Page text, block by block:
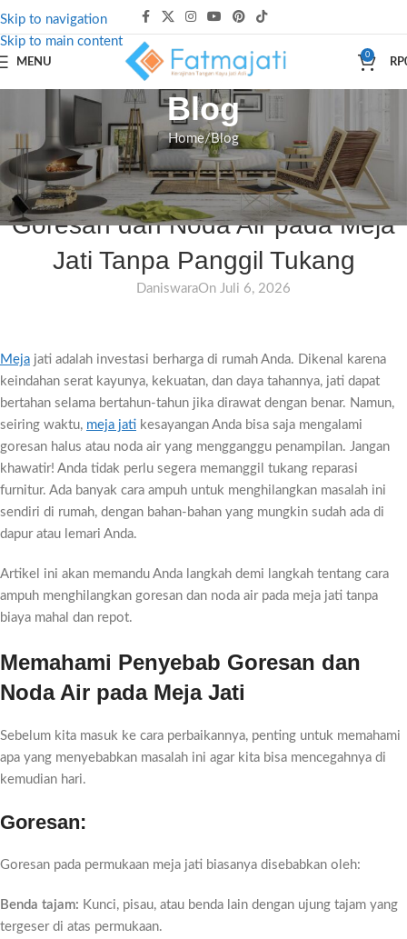
Skip to navigation
Skip to main content
MENU
0
RP
Blog
Home Blog
BLOG
Cara Ampuh Menghilangkan
Goresan dan Noda Air pada Meja
Jati Tanpa Panggil Tukang
DaniswaraOn Juli 6, 2026
Meja jati adalah investasi berharga di rumah Anda. Dikenal karena
keindahan serat kayunya, kekuatan, dan daya tahannya, jati dapat
bertahan selama bertahun-tahun jika dirawat dengan benar. Namun,
seiring waktu, meja jati kesayangan Anda bisa saja mengalami
goresan halus atau noda air yang mengganggu penampilan. Jangan
khawatir! Anda tidak perlu segera memanggil tukang reparasi
furnitur. Ada banyak cara ampuh untuk menghilangkan masalah ini
sendiri di rumah, dengan bahan-bahan yang mungkin sudah ada di
dapur atau lemari Anda.
Artikel ini akan memandu Anda langkah demi langkah tentang cara
ampuh menghilangkan goresan dan noda air pada meja jati tanpa
biaya mahal dan repot.
Memahami Penyebab Goresan dan
Noda Air pada Meja Jati
Sebelum kita masuk ke cara perbaikannya, penting untuk memahami
apa yang menyebabkan masalah ini agar kita bisa mencegahnya di
kemudian hari.
Goresan:
Goresan pada permukaan meja jati biasanya disebabkan oleh:
Benda tajam: Kunci, pisau, atau benda lain dengan ujung tajam yang
tergeser di atas permukaan.